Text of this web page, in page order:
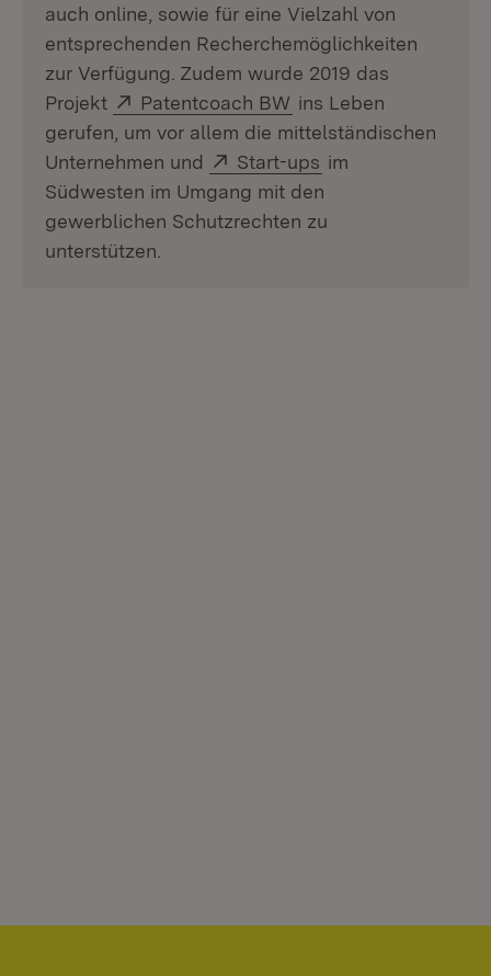
auch online, sowie für eine Vielzahl von
entsprechenden Recherchemöglichkeiten
zur Verfügung. Zudem wurde 2019 das
Projekt
Extern:
Patentcoach BW (Öffnet in neuem
ins Leben
gerufen, um vor allem die mittelständischen
Unternehmen und
Extern:
Start-ups (Öffnet in neuem
im
Südwesten im Umgang mit den
gewerblichen Schutzrechten zu
unterstützen.